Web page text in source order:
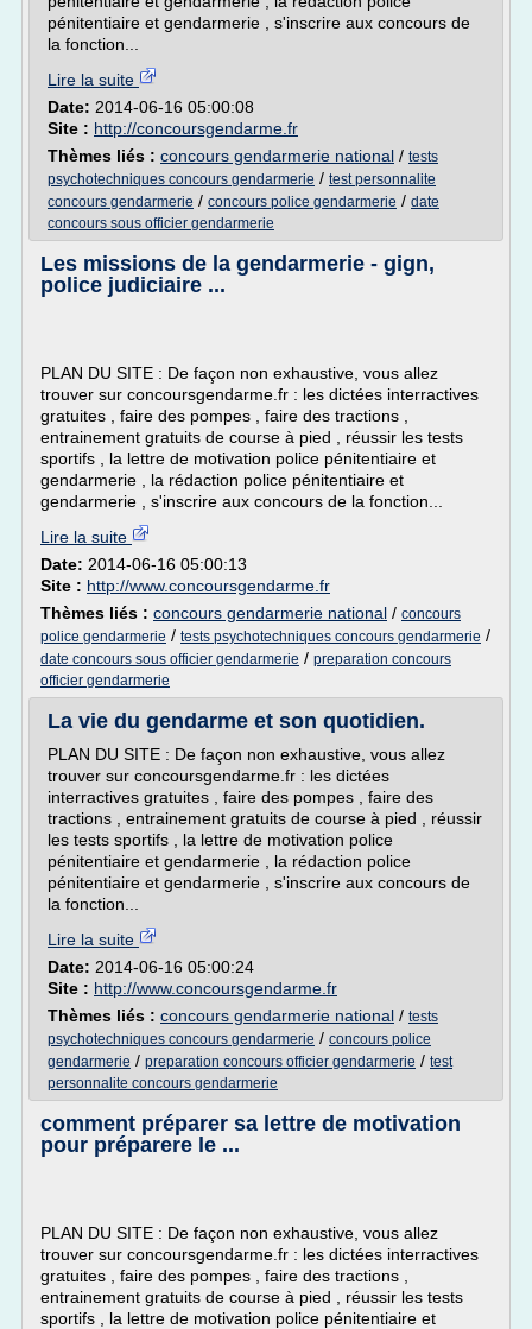
pénitentiaire et gendarmerie , s'inscrire aux concours de
la fonction...
Lire la suite
Date: 2014-06-16 05:00:08
Site : http://concoursgendarme.fr
Thèmes liés : concours gendarmerie national / tests
psychotechniques concours gendarmerie / test personnalite
concours gendarmerie / concours police gendarmerie / date
concours sous officier gendarmerie
Les missions de la gendarmerie - gign,
police judiciaire ...
PLAN DU SITE : De façon non exhaustive, vous allez
trouver sur concoursgendarme.fr : les dictées interractives
gratuites , faire des pompes , faire des tractions ,
entrainement gratuits de course à pied , réussir les tests
sportifs , la lettre de motivation police pénitentiaire et
gendarmerie , la rédaction police pénitentiaire et
gendarmerie , s'inscrire aux concours de la fonction...
Lire la suite
Date: 2014-06-16 05:00:13
Site : http://www.concoursgendarme.fr
Thèmes liés : concours gendarmerie national / concours
police gendarmerie / tests psychotechniques concours gendarmerie /
date concours sous officier gendarmerie / preparation concours
officier gendarmerie
La vie du gendarme et son quotidien.
PLAN DU SITE : De façon non exhaustive, vous allez
trouver sur concoursgendarme.fr : les dictées
interractives gratuites , faire des pompes , faire des
tractions , entrainement gratuits de course à pied , réussir
les tests sportifs , la lettre de motivation police
pénitentiaire et gendarmerie , la rédaction police
pénitentiaire et gendarmerie , s'inscrire aux concours de
la fonction...
Lire la suite
Date: 2014-06-16 05:00:24
Site : http://www.concoursgendarme.fr
Thèmes liés : concours gendarmerie national / tests
psychotechniques concours gendarmerie / concours police
gendarmerie / preparation concours officier gendarmerie / test
personnalite concours gendarmerie
comment préparer sa lettre de motivation
pour préparere le ...
PLAN DU SITE : De façon non exhaustive, vous allez
trouver sur concoursgendarme.fr : les dictées interractives
gratuites , faire des pompes , faire des tractions ,
entrainement gratuits de course à pied , réussir les tests
sportifs , la lettre de motivation police pénitentiaire et